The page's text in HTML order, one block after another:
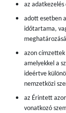
az
adott esetben
időtartama,
azon
amelyekkel a
ideértve
nemzetközi
az Érintett
vonatkozó